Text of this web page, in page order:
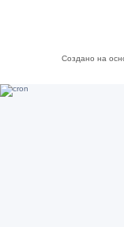
Создано на